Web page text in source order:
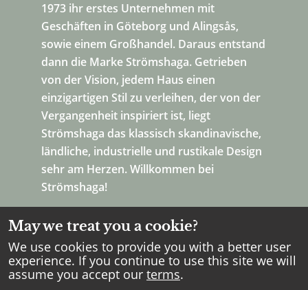
1973 ihr erstes Unternehmen mit
Geschäften in Göteborg und Alingsås,
sowie einem Großhandel. Daraus entstand
dann die Marke Strömshaga. Getrieben
von der Vision, jedem Haus einen
einzigartigen Stil zu verleihen, der von der
Vergangenheit inspiriert ist, liegt
Strömshaga das klassisch skandinavische,
ländliche, industrielle und rustikale Design
sehr am Herzen. Willkommen bei
Strömshaga!
Copyright Strömshaga
May we treat you a cookie?
We use cookies to provide you with a better user
experience. If you continue to use this site we will
assume you accept our terms.